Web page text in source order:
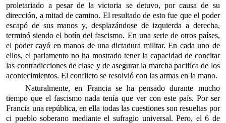
proletaria­do a pesar de la victoria se detuvo, por causa de su
dirección, a mitad de camino. El resultado de esto fue que el poder
escapó de sus manos y, desplazándose de izquierda a derecha,
terminó siendo el botín del fascismo. En una serie de otros países,
el poder cayó en manos de una dictadura militar. En cada uno de
ellos, el parlamento no ha mostrado tener la capacidad de concitar
las contradicciones de clase y de asegurar la marcha pacifica de los
acontecimientos. El conflicto se resolvió con las armas en la mano.
Naturalmente, en Francia se ha pensado durante mucho
tiempo que el fascismo nada tenía que ver con este país. Por ser
Francia una república, en ella todas las cuestiones son resueltas por
ci pueblo soberano mediante el sufragio universal. Pero, el 6 de